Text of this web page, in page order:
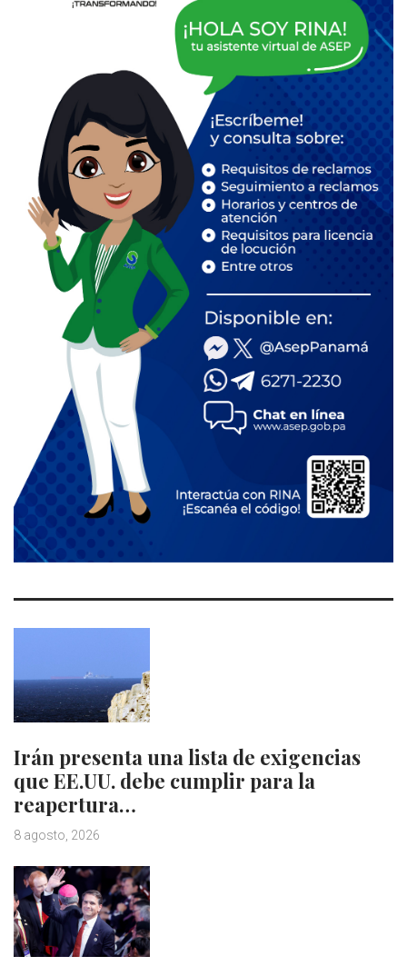
Irán presenta una lista de exigencias
que EE.UU. debe cumplir para la
reapertura…
8 agosto, 2026